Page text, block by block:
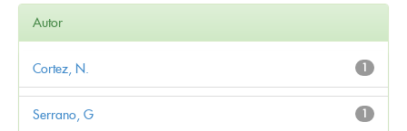
Autor
1
Cortez, N.
1
Serrano, G